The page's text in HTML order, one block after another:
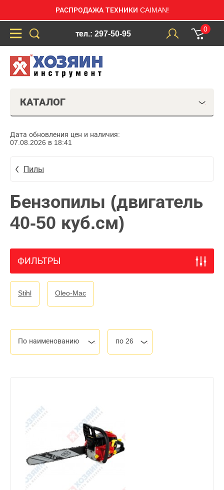
РАСПРОДАЖА ТЕХНИКИ CAIMAN!
тел.: 297-50-95
0
КАТАЛОГ
Дата обновления цен и наличия:
07.08.2026 в 18:41
Пилы
Бензопилы (двигатель
40-50 куб.см)
ФИЛЬТРЫ
Stihl Oleo-Mac
По наименованию по 26